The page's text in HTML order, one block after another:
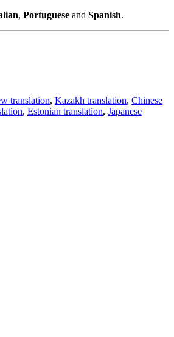
, Portuguese and Spanish.
translation, Kazakh translation, Chinese
, Estonian translation, Japanese